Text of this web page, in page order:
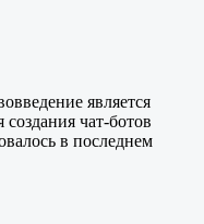
является
чат-ботов
в последнем